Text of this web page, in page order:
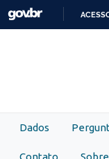
Skip to main content
Dados